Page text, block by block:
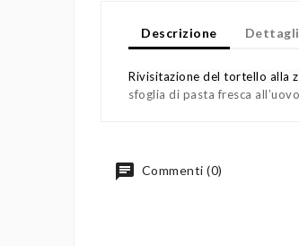
Descrizione
Rivisitazione del tortello alla
sfoglia di pasta fresca
Commenti (0)